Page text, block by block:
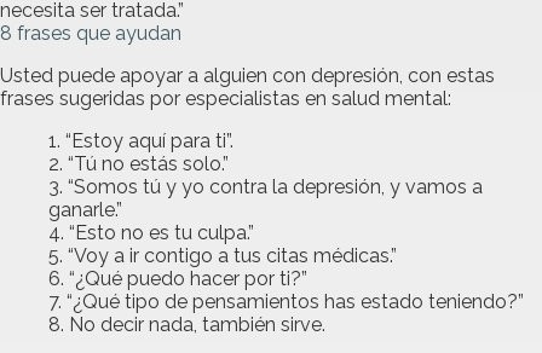
necesita ser tratada.”
8 frases que ayudan
Usted puede apoyar a alguien con depresión, con estas
frases sugeridas por especialistas en salud mental:
“Estoy aquí para ti”.
“Tú no estás solo.”
“Somos tú y yo contra la depresión, y vamos a
ganarle.”
“Esto no es tu culpa.”
“Voy a ir contigo a tus citas médicas.”
“¿Qué puedo hacer por ti?”
“¿Qué tipo de pensamientos has estado teniendo?”
No decir nada, también sirve.